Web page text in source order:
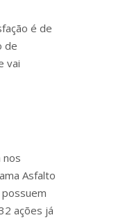
é de
de
vai
nos
Asfalto
ações já